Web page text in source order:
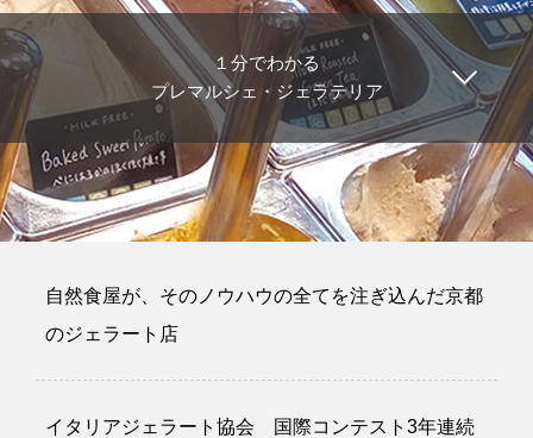
１分でわかる
プレマルシェ・ジェラテリア
自然食屋が、そのノウハウの全てを注ぎ込んだ京都
のジェラート店
イタリアジェラート協会 国際コンテスト3年連続